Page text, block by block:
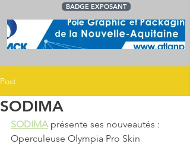
BADGE EXPOSANT
Post
SODIMA
SODIMA présente ses nouveautés :
Operculeuse Olympia Pro Skin